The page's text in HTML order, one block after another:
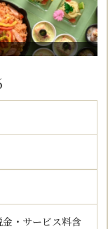
・サービス料含